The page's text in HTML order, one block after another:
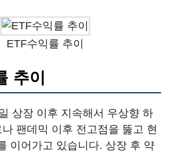
ETF수익률 추이
추이
상장 이후 지속해서 우상향 하
팬데믹 이후 전고점을 뚫고 현
이어가고 있습니다. 상장 후 약